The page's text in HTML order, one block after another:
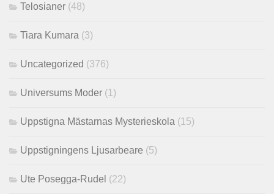
Telosianer (48)
Tiara Kumara (3)
Uncategorized (376)
Universums Moder (1)
Uppstigna Mästarnas Mysterieskola (15)
Uppstigningens Ljusarbeare (5)
Ute Posegga-Rudel (22)